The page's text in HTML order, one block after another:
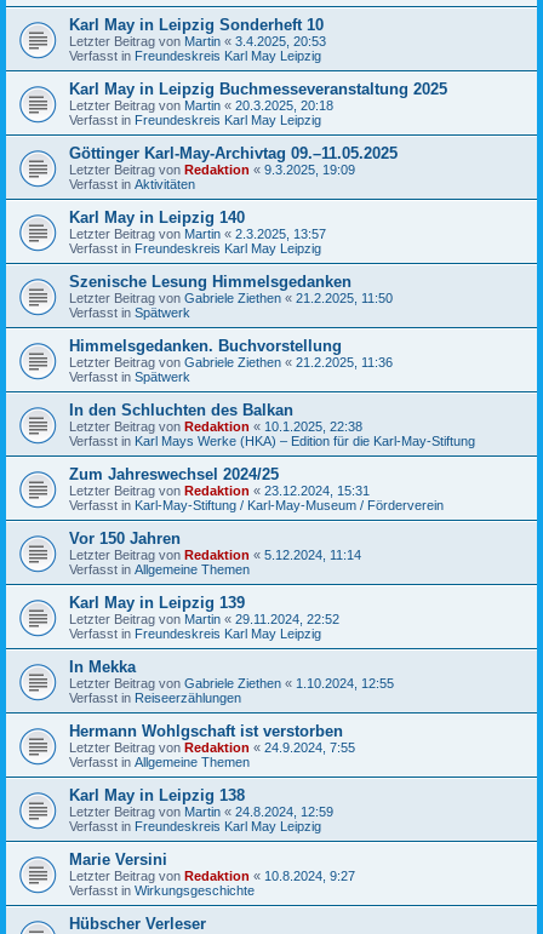
Karl May in Leipzig Sonderheft 10
Letzter Beitrag von Martin « 3.4.2025, 20:53
Verfasst in Freundeskreis Karl May Leipzig
Karl May in Leipzig Buchmesseveranstaltung 2025
Letzter Beitrag von Martin « 20.3.2025, 20:18
Verfasst in Freundeskreis Karl May Leipzig
Göttinger Karl-May-Archivtag 09.–11.05.2025
Letzter Beitrag von Redaktion « 9.3.2025, 19:09
Verfasst in Aktivitäten
Karl May in Leipzig 140
Letzter Beitrag von Martin « 2.3.2025, 13:57
Verfasst in Freundeskreis Karl May Leipzig
Szenische Lesung Himmelsgedanken
Letzter Beitrag von Gabriele Ziethen « 21.2.2025, 11:50
Verfasst in Spätwerk
Himmelsgedanken. Buchvorstellung
Letzter Beitrag von Gabriele Ziethen « 21.2.2025, 11:36
Verfasst in Spätwerk
In den Schluchten des Balkan
Letzter Beitrag von Redaktion « 10.1.2025, 22:38
Verfasst in Karl Mays Werke (HKA) – Edition für die Karl-May-Stiftung
Zum Jahreswechsel 2024/25
Letzter Beitrag von Redaktion « 23.12.2024, 15:31
Verfasst in Karl-May-Stiftung / Karl-May-Museum / Förderverein
Vor 150 Jahren
Letzter Beitrag von Redaktion « 5.12.2024, 11:14
Verfasst in Allgemeine Themen
Karl May in Leipzig 139
Letzter Beitrag von Martin « 29.11.2024, 22:52
Verfasst in Freundeskreis Karl May Leipzig
In Mekka
Letzter Beitrag von Gabriele Ziethen « 1.10.2024, 12:55
Verfasst in Reiseerzählungen
Hermann Wohlgschaft ist verstorben
Letzter Beitrag von Redaktion « 24.9.2024, 7:55
Verfasst in Allgemeine Themen
Karl May in Leipzig 138
Letzter Beitrag von Martin « 24.8.2024, 12:59
Verfasst in Freundeskreis Karl May Leipzig
Marie Versini
Letzter Beitrag von Redaktion « 10.8.2024, 9:27
Verfasst in Wirkungsgeschichte
Hübscher Verleser